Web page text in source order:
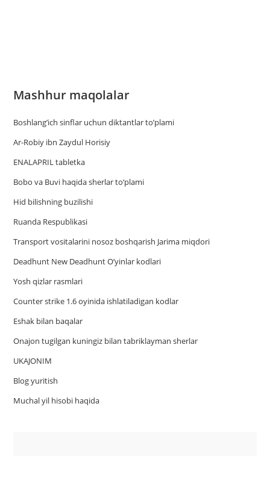
Mashhur maqolalar
Boshlang’ich sinflar uchun diktantlar to’plami
Ar-Robiy ibn Zaydul Horisiy
ENALAPRIL tabletka
Bobo va Buvi haqida sherlar to‘plami
Hid bilishning buzilishi
Ruanda Respublikasi
Trаnsport vositаlаrini nosoz boshqаrish Jаrimа miqdori
Deadhunt New Deadhunt O’yinlar kodlari
Yosh qizlar rasmlari
Counter strike 1.6 oyinida ishlatiladigan kodlar
Eshak bilan baqalar
Onajon tugilgan kuningiz bilan tabriklayman sherlar
UKAJONIM
Blog yuritish
Muchal yil hisobi haqida